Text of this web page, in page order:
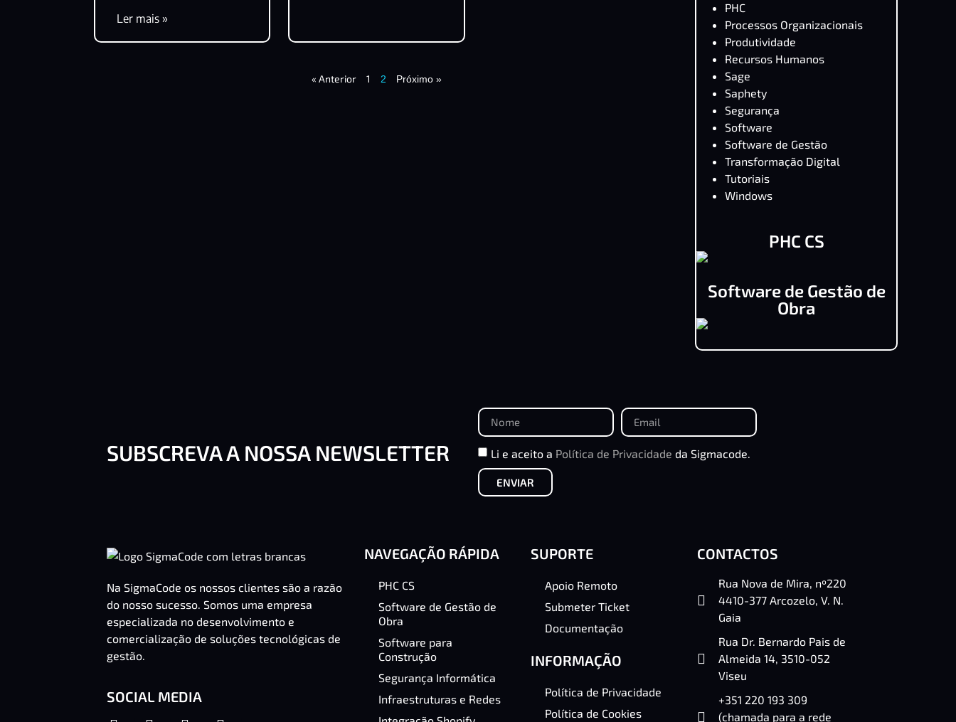
Ler mais »
« Anterior 1 2 Próximo »
PHC
Processos Organizacionais
Produtividade
Recursos Humanos
Sage
Saphety
Segurança
Software
Software de Gestão
Transformação Digital
Tutoriais
Windows
PHC CS
Software de Gestão de
Obra
SUBSCREVA A NOSSA NEWSLETTER Li e aceito a Política de Privacidade da Sigmacode.
ENVIAR
Na SigmaCode os nossos clientes são a razão
do nosso sucesso. Somos uma empresa
especializada no desenvolvimento e
comercialização de soluções tecnológicas de
gestão.
SOCIAL MEDIA
NAVEGAÇÃO RÁPIDA
PHC CS
Software de Gestão de
Obra
Software para
Construção
Segurança Informática
Infraestruturas e Redes
SUPORTE
Apoio Remoto
Submeter Ticket
Documentação
INFORMAÇÃO
Política de Privacidade
Política de Cookies
CONTACTOS
Rua Nova de Mira, nº220
4410-377 Arcozelo, V. N.
Gaia
Rua Dr. Bernardo Pais de
Almeida 14, 3510-052
Viseu
+351 220 193 309
(chamada para a rede